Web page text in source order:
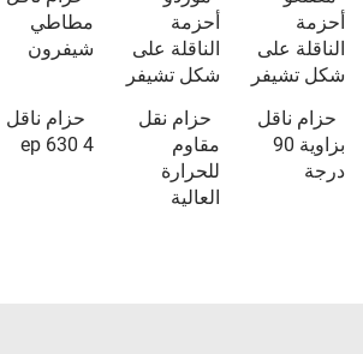
أحزمة
الناقلة على
شكل تشيفر
أحزمة
الناقلة على
شكل تشيفر
مطاطي
شيفرون
حزام ناقل
بزاوية 90
درجة
حزام نقل
مقاوم
للحرارة
العالية
حزام ناقل
ep 630 4